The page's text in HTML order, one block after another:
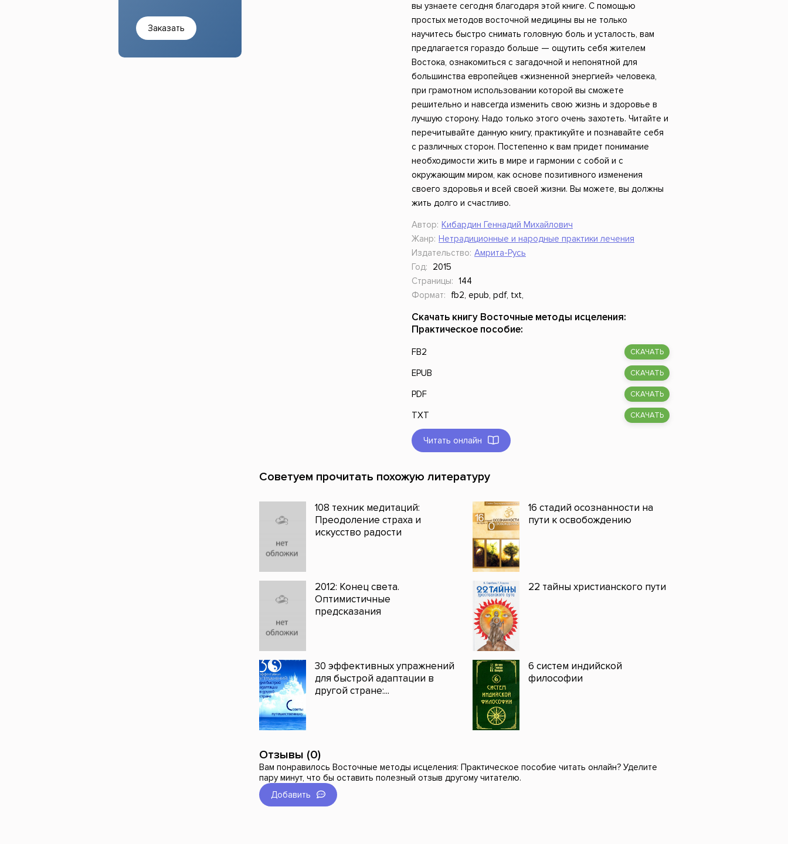
вы узнаете сегодня благодаря этой книге. С помощью
простых методов восточной медицины вы не только
научитесь быстро снимать головную боль и усталость, вам
предлагается гораздо больше — ощутить себя жителем
Востока, ознакомиться с загадочной и непонятной для
большинства европейцев «жизненной энергией» человека,
при грамотном использовании которой вы сможете
решительно и навсегда изменить свою жизнь и здоровье в
лучшую сторону. Надо только этого очень захотеть. Читайте и
перечитывайте данную книгу, практикуйте и познавайте себя
с различных сторон. Постепенно к вам придет понимание
необходимости жить в мире и гармонии с собой и с
окружающим миром, как основе позитивного изменения
своего здоровья и всей своей жизни. Вы можете, вы должны
жить долго и счастливо.
Автор: Кибардин Геннадий Михайлович
Жанр: Нетрадиционные и народные практики лечения
Издательство: Амрита-Русь
Год:
2015
Страницы: 144
Формат:
fb2, epub, pdf, txt,
Скачать книгу Восточные методы исцеления:
Практическое пособие:
FB2 СКАЧАТЬ
EPUB СКАЧАТЬ
PDF СКАЧАТЬ
TXT СКАЧАТЬ
Читать онлайн
Советуем прочитать похожую литературу
108 техник медитаций:
Преодоление страха и
искусство радости
16 стадий осознанности на
пути к освобождению
2012: Конец света.
Оптимистичные
предсказания
22 тайны христианского пути
30 эффективных упражнений
для быстрой адаптации в
другой стране:...
6 систем индийской
философии
Отзывы (0)
Вам понравилось Восточные методы исцеления: Практическое пособие читать онлайн? Уделите
пару минут, что бы оставить полезный отзыв другому читателю.
Добавить
Заказать